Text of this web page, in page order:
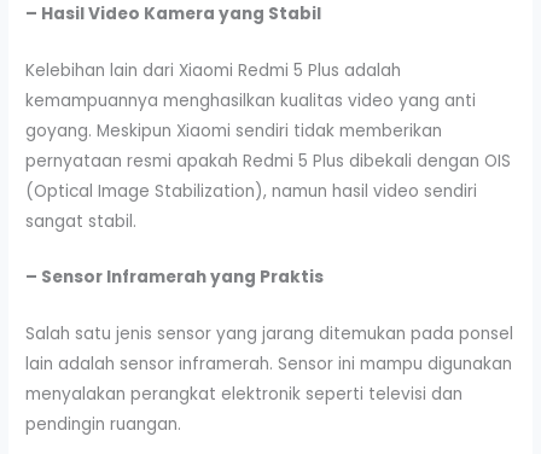
– Hasil Video Kamera yang Stabil
Kelebihan lain dari Xiaomi Redmi 5 Plus adalah
kemampuannya menghasilkan kualitas video yang anti
goyang. Meskipun Xiaomi sendiri tidak memberikan
pernyataan resmi apakah Redmi 5 Plus dibekali dengan OIS
(Optical Image Stabilization), namun hasil video sendiri
sangat stabil.
– Sensor Inframerah yang Praktis
Salah satu jenis sensor yang jarang ditemukan pada ponsel
lain adalah sensor inframerah. Sensor ini mampu digunakan
menyalakan perangkat elektronik seperti televisi dan
pendingin ruangan.